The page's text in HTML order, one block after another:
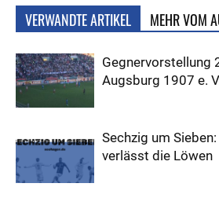
VERWANDTE ARTIKEL MEHR VOM
Gegnervorstellung
Augsburg 1907 e.
Sechzig um
verlässt die Löwen